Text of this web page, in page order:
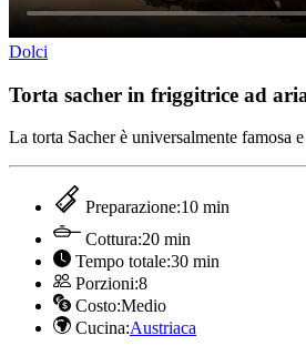
Dolci
Torta sacher in friggitrice ad
La torta Sacher è universalmente famosa
Preparazione:10 min
Cottura:20 min
Tempo totale:30 min
Porzioni:8
Costo:Medio
Cucina:Austriaca